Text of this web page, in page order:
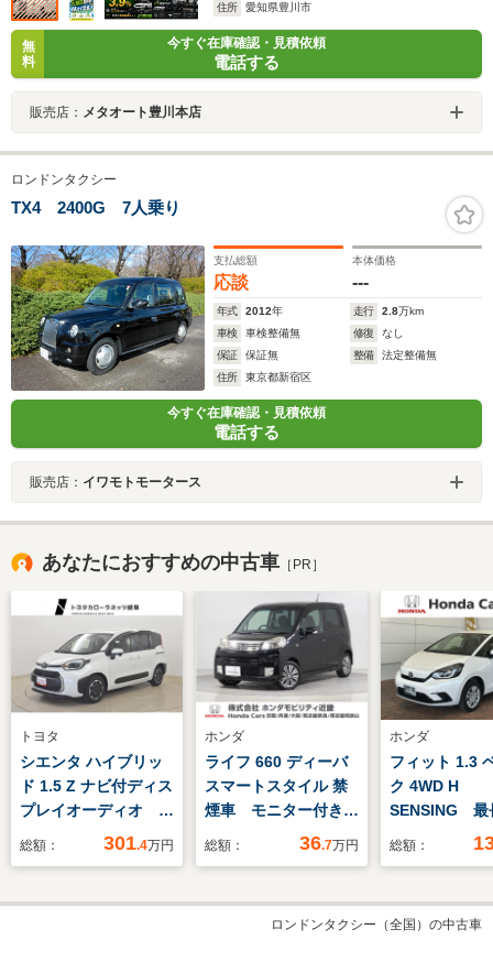
住所
愛知県豊川市
無
料
今すぐ在庫確認・見積依頼
電話する
販売店： メタオート豊川本店
ロンドンタクシー
TX4 2400G 7人乗り
支払総額
応談
本体価格
---
年式 2012年 走行 2.8万km
車検
車検整備無 修復
なし
保証
保証無 整備
法定整備無
住所
東京都新宿区
今すぐ在庫確認・見積依頼
電話する
販売店： イワモトモータース
あなたにおすすめの中古車 ［PR］
トヨタ
シエンタ ハイブリッ
ド 1.5 Z ナビ付ディス
プレイオーディオ
Bluetooth バックガ
両側パワースライドド
総額： 301.4万円
ホンダ
ライフ 660 ディーバ
スマートスタイル 禁
煙車 モニター付き
CDオーディオ バッ
ー HIDヘッドライ
ト 盗難防止装置(イ
総額： 36.7万円
ホンダ
フィット 1.3
ク 4WD H
SENSING 最
証 ワンオ-
ト VSAクル
マ-トキ- ス
総額：
ロンドンタクシー（全国）の中古車